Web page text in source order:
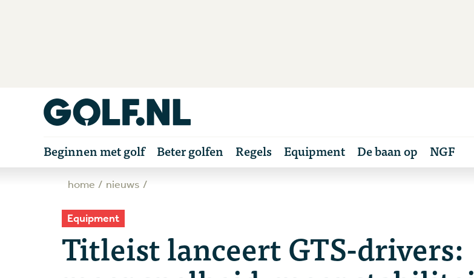
Beginnen met golf Beter golfen Regels Equipment De baan op NGF
home nieuws
Equipment
Titleist lanceert GTS-drivers: